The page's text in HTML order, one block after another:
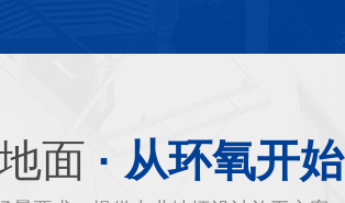
面 · 从环氧开始